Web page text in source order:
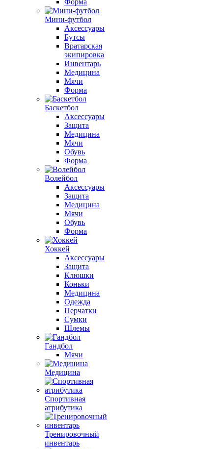
Форма
Мини-футбол
Аксессуары
Бутсы
Вратарская
экипировка
Инвентарь
Медицина
Мячи
Форма
Баскетбол
Аксессуары
Защита
Медицина
Мячи
Обувь
Форма
Волейбол
Аксессуары
Защита
Медицина
Мячи
Обувь
Форма
Хоккей
Аксессуары
Защита
Клюшки
Коньки
Медицина
Одежда
Перчатки
Сумки
Шлемы
Гандбол
Мячи
Медицина
Спортивная
атрибутика
Тренировочный
инвентарь